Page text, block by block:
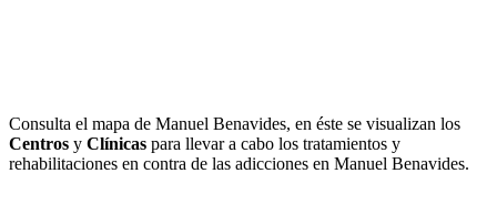
Consulta el mapa de Manuel Benavides, en éste se visualizan los
Centros y Clínicas para llevar a cabo los tratamientos y
rehabilitaciones en contra de las adicciones en Manuel Benavides.